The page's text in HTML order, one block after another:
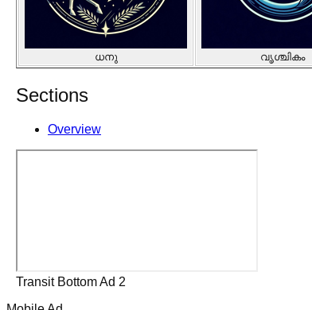
ധനു വൃശ്ചികം
Sections
Overview
Transit Bottom Ad 2